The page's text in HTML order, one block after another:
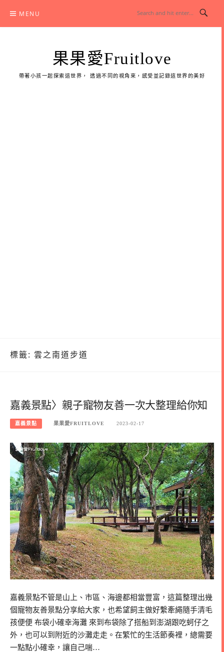
content
MENU
果果愛Fruitlove
帶著小孩一起探索這世界， 透過不同的視角來，感受並記錄這世界的美好
標籤: 雲之南道步道
嘉義景點〉親子寵物友善一次大整理給你知
嘉義景點 果果愛FRUITLOVE 2023-02-17
嘉義景點不管是山上、市區、海邊都相當豐富，這篇整理出幾
個寵物友善景點分享給大家，也希望飼主做好繫牽繩隨手清毛
孩便便 布袋小確幸海灘 來到布袋除了搭船到澎湖跟吃蚵仔之
外，也可以到附近的沙灘走走。在繁忙的生活節奏裡，總需要
一點點小確幸，讓自己喘…